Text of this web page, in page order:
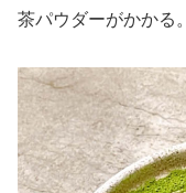
茶パウダーがかかる。